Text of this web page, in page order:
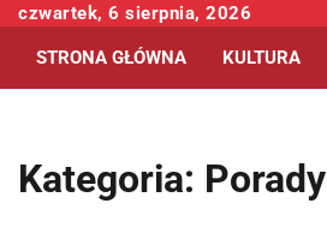
Skip
content
czwartek, 6 sierpnia, 2026
STRONA GŁÓWNA KULTURA
Kategoria: